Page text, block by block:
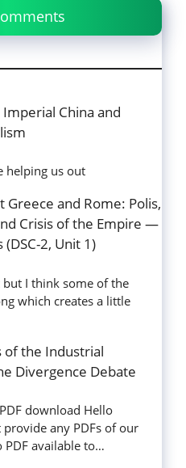
Imperial China and
helping us out
Greece and Rome: Polis,
Crisis of the Empire —
2, Unit 1)
but I think some of the
which creates a little
of the Industrial
Divergence Debate
download Hello
any PDFs of our
PDF available to…